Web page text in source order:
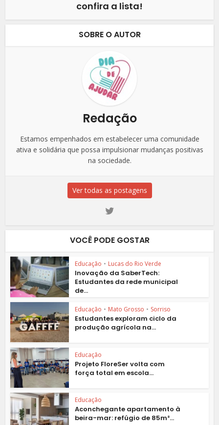
confira a lista!
SOBRE O AUTOR
Redação
Estamos empenhados em estabelecer uma comunidade
ativa e solidária que possa impulsionar mudanças positivas
na sociedade.
Ver todas as postagens
VOCÊ PODE GOSTAR
Educação • Lucas do Rio Verde
Inovação da SaberTech:
Estudantes da rede municipal
de...
Educação • Mato Grosso • Sorriso
Estudantes exploram ciclo da
produção agrícola na...
Educação
Projeto FloreSer volta com
força total em escola...
Educação
Aconchegante apartamento à
beira-mar: refúgio de 85m²...